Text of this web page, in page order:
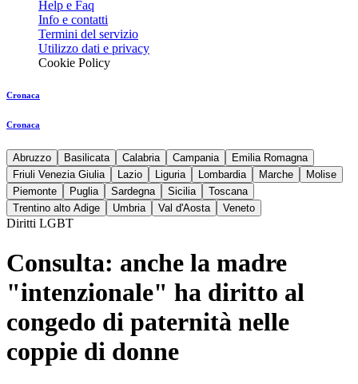
Help e Faq
Info e contatti
Termini del servizio
Utilizzo dati e privacy
Cookie Policy
Cronaca
Cronaca
Abruzzo Basilicata Calabria Campania
Emilia Romagna
Friuli Venezia Giulia
Lazio Liguria Lombardia Marche
Molise
Piemonte
Puglia Sardegna Sicilia
Toscana
Trentino alto Adige
Umbria Val d'Aosta Veneto
Diritti LGBT
Consulta: anche la madre
"intenzionale" ha diritto al
congedo di paternità nelle
coppie di donne